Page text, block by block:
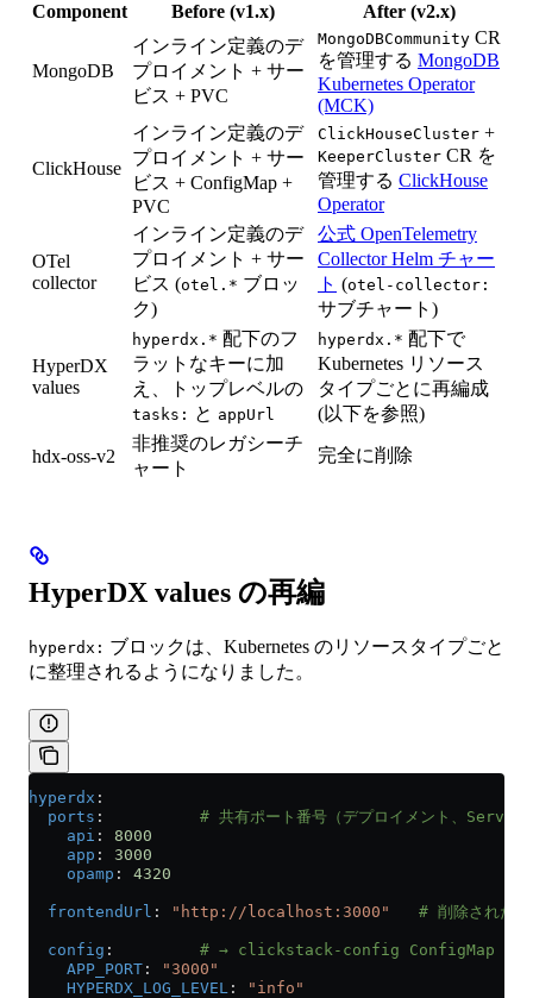
Component Before (v1.x) After (v2.x)
MongoDB
インライン定義のデ
プロイメント + サー
ビス + PVC
MongoDBCommunity CR
を管理する MongoDB
Kubernetes Operator
(MCK)
ClickHouse
インライン定義のデ
プロイメント + サー
ビス + ConfigMap +
PVC
ClickHouseCluster +
KeeperCluster CR を
管理する ClickHouse
Operator
OTel
collector
インライン定義のデ
プロイメント + サー
ビス (otel.* ブロッ
ク)
公式 OpenTelemetry
Collector Helm チャー
ト (otel-collector:
サブチャート)
HyperDX
values
hyperdx.* 配下のフ
ラットなキーに加
え、トップレベルの
tasks: と appUrl
hyperdx.* 配下で
Kubernetes リソース
タイプごとに再編成
(以下を参照)
hdx-oss-v2
非推奨のレガシーチ
ャート
完全に削除
HyperDX values の再編
hyperdx: ブロックは、Kubernetes のリソースタイプごと
に整理されるようになりました。
hyperdx :
  ports
: # 共有ポート番号（デプロイメント、
    api
: 8000
    app
: 3000
    opamp
: 4320
  frontendUrl
: "http://localhost:3000"
# 削除された
  config
: # → clickstack-config ConfigMap（機密
    APP_PORT
:
"3000"
    HYPERDX_LOG_LEVEL
: "info"